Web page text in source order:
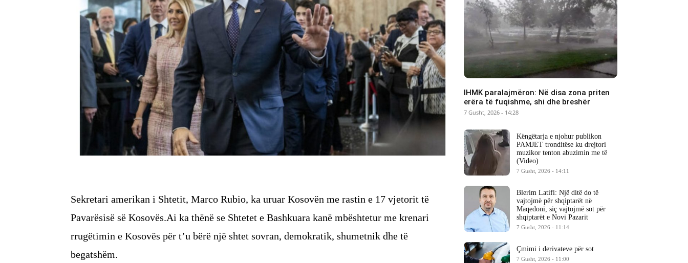
Sekretari amerikan i Shtetit, Marco Rubio, ka uruar Kosovën me rastin e 17 vjetorit të
Pavarësisë së Kosovës.Ai ka thënë se Shtetet e Bashkuara kanë mbështetur me krenari
rrugëtimin e Kosovës për t’u bërë një shtet sovran, demokratik, shumetnik dhe të
begatshëm.
IHMK paralajmëron: Në disa zona priten
erëra të fuqishme, shi dhe breshër
7 Gusht, 2026 - 14:28
Këngëtarja e njohur publikon
PAMJET tronditëse ku drejtori
muzikor tenton abuzimin me të
(Video)
7 Gusht, 2026 - 14:11
Blerim Latifi: Një ditë do të
vajtojmë për shqiptarët në
Maqedoni, siç vajtojmë sot për
shqiptarët e Novi Pazarit
7 Gusht, 2026 - 11:14
Çmimi i derivateve për sot
7 Gusht, 2026 - 11:00